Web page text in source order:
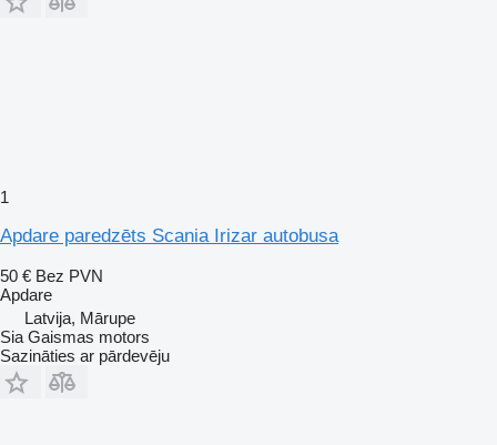
1
Apdare paredzēts Scania Irizar autobusa
50 € Bez PVN
Apdare
Latvija, Mārupe
Sia Gaismas motors
Sazināties ar pārdevēju